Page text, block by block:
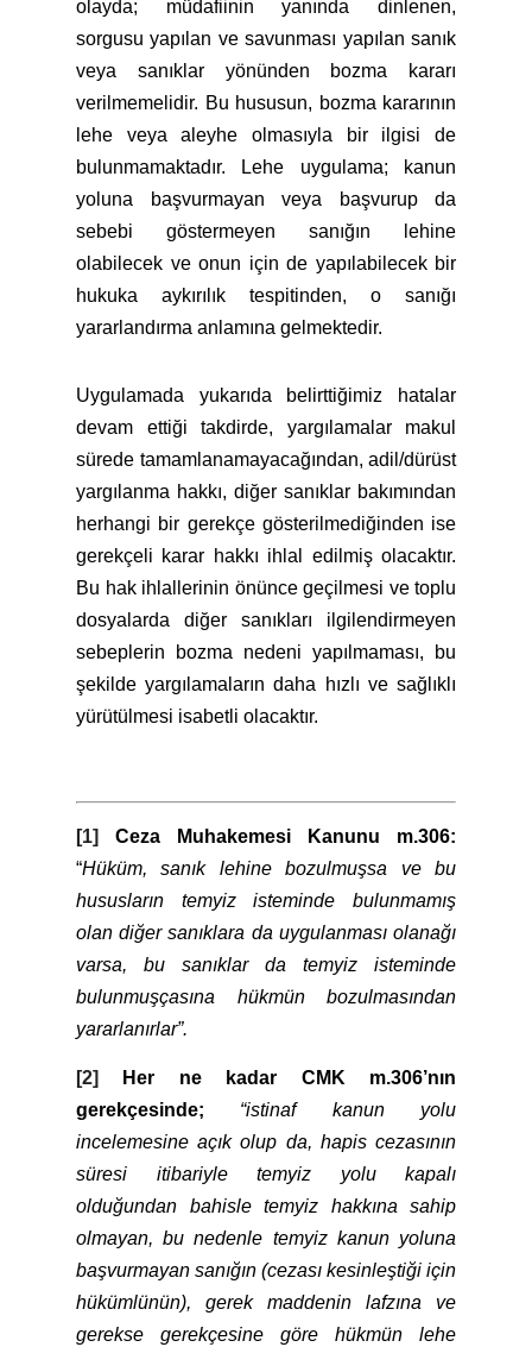
olayda; müdafiinin yanında dinlenen,
sorgusu yapılan ve savunması yapılan sanık
veya sanıklar yönünden bozma kararı
verilmemelidir. Bu hususun, bozma kararının
lehe veya aleyhe olmasıyla bir ilgisi de
bulunmamaktadır. Lehe uygulama; kanun
yoluna başvurmayan veya başvurup da
sebebi göstermeyen sanığın lehine
olabilecek ve onun için de yapılabilecek bir
hukuka aykırılık tespitinden, o sanığı
yararlandırma anlamına gelmektedir.
Uygulamada yukarıda belirttiğimiz hatalar
devam ettiği takdirde, yargılamalar makul
sürede tamamlanamayacağından, adil/dürüst
yargılanma hakkı, diğer sanıklar bakımından
herhangi bir gerekçe gösterilmediğinden ise
gerekçeli karar hakkı ihlal edilmiş olacaktır.
Bu hak ihlallerinin önünce geçilmesi ve toplu
dosyalarda diğer sanıkları ilgilendirmeyen
sebeplerin bozma nedeni yapılmaması, bu
şekilde yargılamaların daha hızlı ve sağlıklı
yürütülmesi isabetli olacaktır.
[1]
Ceza Muhakemesi Kanunu m.306:
“Hüküm, sanık lehine bozulmuşsa ve bu
hususların temyiz isteminde bulunmamış
olan diğer sanıklara da uygulanması olanağı
varsa, bu sanıklar da temyiz isteminde
bulunmuşçasına hükmün bozulmasından
yararlanırlar”.
[2]
Her ne kadar CMK m.306’nın
gerekçesinde;
“istinaf kanun yolu
incelemesine açık olup da, hapis cezasının
süresi itibariyle temyiz yolu kapalı
olduğundan bahisle temyiz hakkına sahip
olmayan, bu nedenle temyiz kanun yoluna
başvurmayan sanığın (cezası kesinleştiği için
hükümlünün), gerek maddenin lafzına ve
gerekse gerekçesine göre hükmün lehe